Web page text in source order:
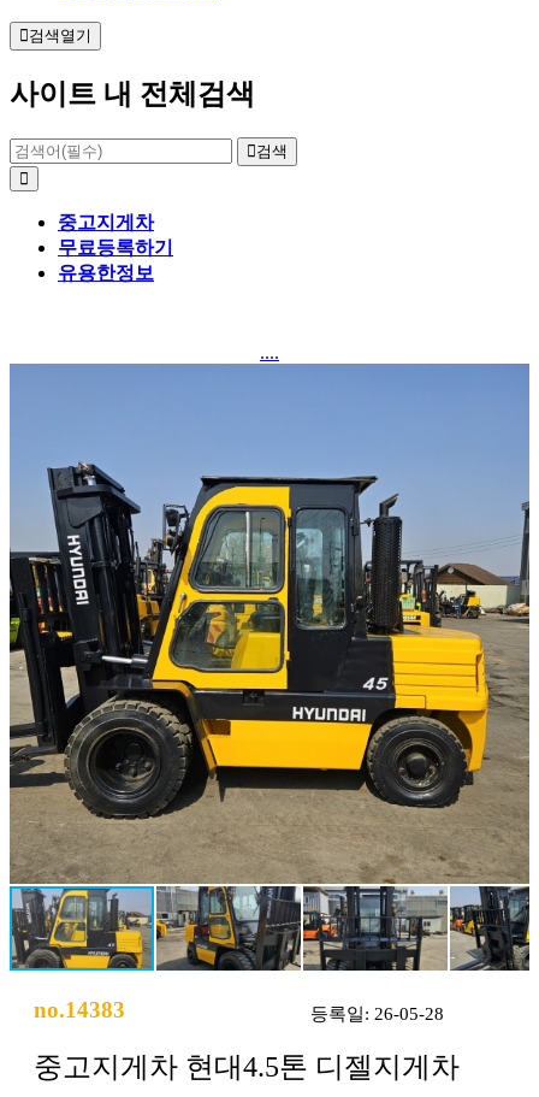
검색열기
사이트 내 전체검색
검색
중고지게차
무료등록하기
유용한정보
....
no.14383 등록일: 26-05-28
중고지게차 현대4.5톤 디젤지게차